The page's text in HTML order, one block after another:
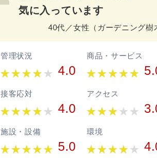
気に入っています
40代／女性（ガーデニング樹
管理状況
4.0
商品・サービス
接客応対
4.0
アクセス
施設・設備
5.0
環境